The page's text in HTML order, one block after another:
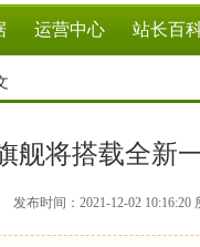
运营中心 站长百
舰将搭载全新
发布时间：2021-12-02